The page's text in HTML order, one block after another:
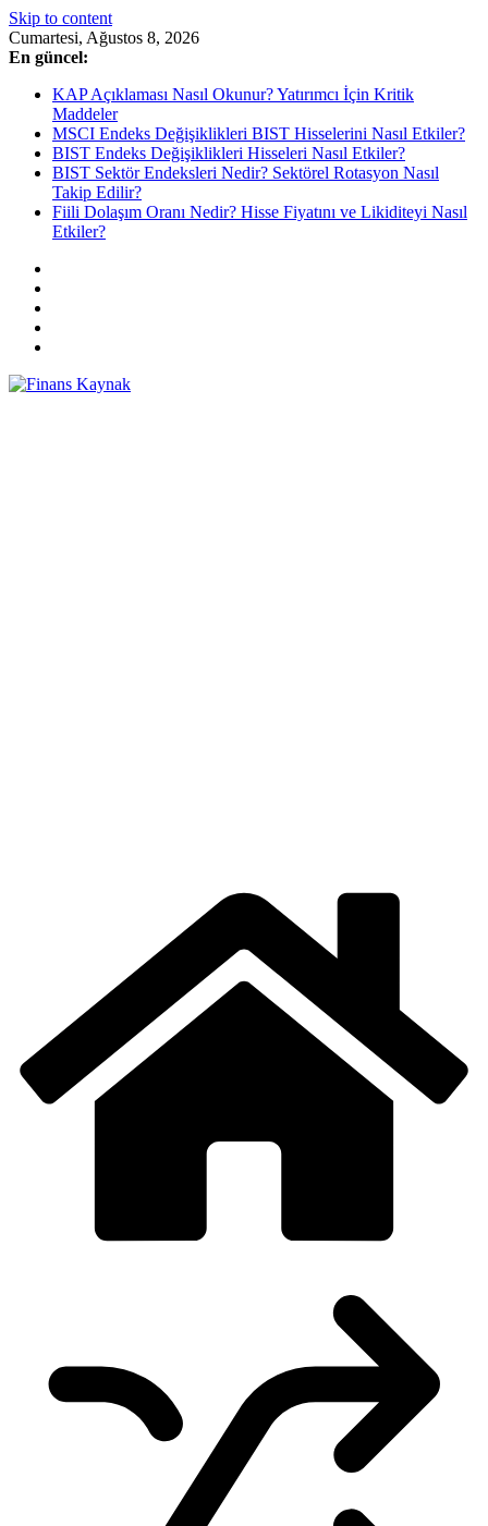
Skip to content
Cumartesi, Ağustos 8, 2026
En güncel:
KAP Açıklaması Nasıl Okunur? Yatırımcı İçin Kritik
Maddeler
MSCI Endeks Değişiklikleri BIST Hisselerini Nasıl Etkiler?
BIST Endeks Değişiklikleri Hisseleri Nasıl Etkiler?
BIST Sektör Endeksleri Nedir? Sektörel Rotasyon Nasıl
Takip Edilir?
Fiili Dolaşım Oranı Nedir? Hisse Fiyatını ve Likiditeyi Nasıl
Etkiler?